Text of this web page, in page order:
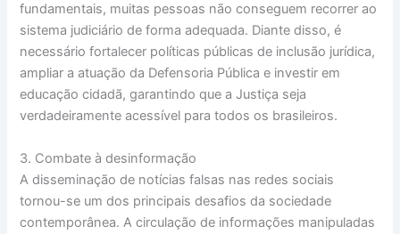
fundamentais, muitas pessoas não conseguem recorrer ao
sistema judiciário de forma adequada. Diante disso, é
necessário fortalecer políticas públicas de inclusão jurídica,
ampliar a atuação da Defensoria Pública e investir em
educação cidadã, garantindo que a Justiça seja
verdadeiramente acessível para todos os brasileiros.
3. Combate à desinformação
A disseminação de notícias falsas nas redes sociais
tornou-se um dos principais desafios da sociedade
contemporânea. A circulação de informações manipuladas